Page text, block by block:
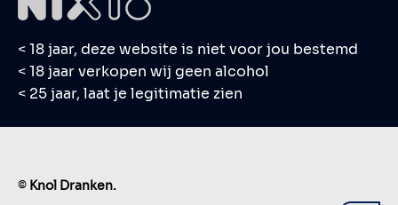
< 18 jaar, deze website is niet voor jou bestemd
< 18 jaar verkopen wij geen alcohol
< 25 jaar, laat je legitimatie zien
© Knol Dranken.